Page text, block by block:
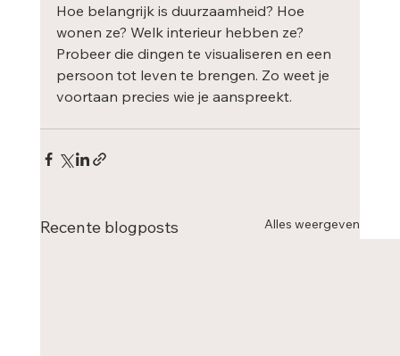
Hoe belangrijk is duurzaamheid? Hoe
wonen ze? Welk interieur hebben ze?
Probeer die dingen te visualiseren en een
persoon tot leven te brengen. Zo weet je
voortaan precies wie je aanspreekt.
Recente blogposts Alles weergeven